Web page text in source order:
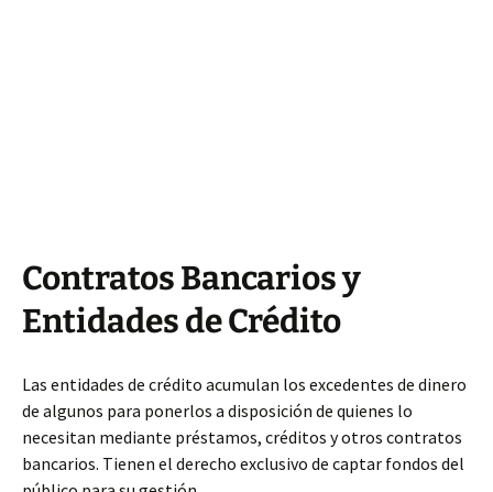
Contratos Bancarios y
Entidades de Crédito
Las entidades de crédito acumulan los excedentes de dinero
de algunos para ponerlos a disposición de quienes lo
necesitan mediante préstamos, créditos y otros contratos
bancarios. Tienen el derecho exclusivo de captar fondos del